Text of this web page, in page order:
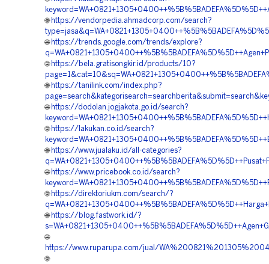
🌐 https://vendorpedia.ahmadcorp.com/search?
🌐 https://trends.google.com/trends/explore?
🌐 https://bela.gratisongkir.id/products/10?
🌐 https://tanilink.com/index.php?
🌐 https://dodolan.jogjakota.go.id/search?
🌐 https://lakukan.co.id/search?
🌐 https://www.jualaku.id/all-categories?
🌐 https://www.pricebook.co.id/search?
🌐 https://direktoriukm.com/search/?
🌐 https://blog.fastwork.id/?
🌐
https://www.ruparupa.com/jual/
🌐